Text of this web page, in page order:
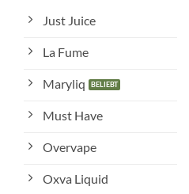
Just Juice
La Fume
Maryliq
Must Have
Overvape
Oxva Liquid